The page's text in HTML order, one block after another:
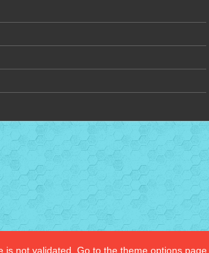
is not validated, Go to the theme options page